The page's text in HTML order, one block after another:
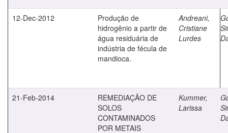
12-Dec-2012
Produção de
hidrogênio a partir de
água residuária de
indústria de fécula de
mandioca.
Andreani,
Cristiane
Lurdes
21-Feb-2014
REMEDIAÇÃO DE
SOLOS
CONTAMINADOS
POR METAIS
Kummer,
Larissa